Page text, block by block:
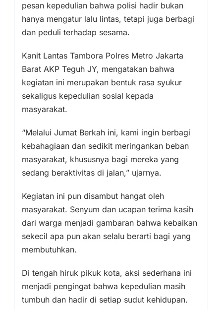
pesan kepedulian bahwa polisi hadir bukan
hanya mengatur lalu lintas, tetapi juga berbagi
dan peduli terhadap sesama.
Kanit Lantas Tambora Polres Metro Jakarta
Barat AKP Teguh JY, mengatakan bahwa
kegiatan ini merupakan bentuk rasa syukur
sekaligus kepedulian sosial kepada
masyarakat.
“Melalui Jumat Berkah ini, kami ingin berbagi
kebahagiaan dan sedikit meringankan beban
masyarakat, khususnya bagi mereka yang
sedang beraktivitas di jalan,” ujarnya.
Kegiatan ini pun disambut hangat oleh
masyarakat. Senyum dan ucapan terima kasih
dari warga menjadi gambaran bahwa kebaikan
sekecil apa pun akan selalu berarti bagi yang
membutuhkan.
Di tengah hiruk pikuk kota, aksi sederhana ini
menjadi pengingat bahwa kepedulian masih
tumbuh dan hadir di setiap sudut kehidupan.